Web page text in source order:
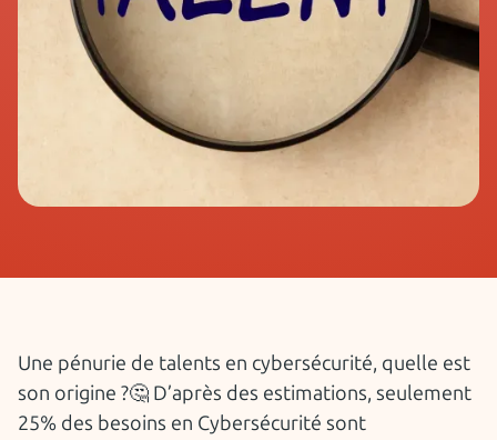
Une pénurie de talents en cybersécurité, quelle est
son origine ?🤔 D’après des estimations, seulement
25% des besoins en Cybersécurité sont